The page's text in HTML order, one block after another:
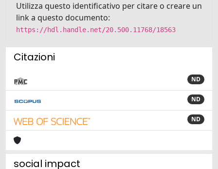
Utilizza questo identificativo per citare o creare un
link a questo documento:
https://hdl.handle.net/20.500.11768/18563
Citazioni
ND
ND
ND
social impact